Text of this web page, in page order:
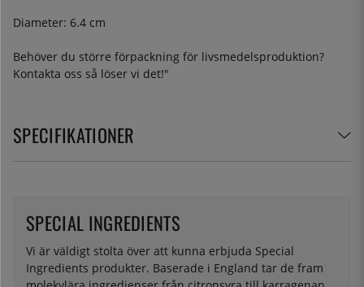
Diameter: 6.4 cm
Behöver du större förpackning för livsmedelsproduktion?
Kontakta oss så löser vi det!"
SPECIFIKATIONER
Vi är väldigt stolta över att kunna erbjuda Special
Ingredients produkter. Baserade i England tar de fram
SPECIAL INGREDIENTS